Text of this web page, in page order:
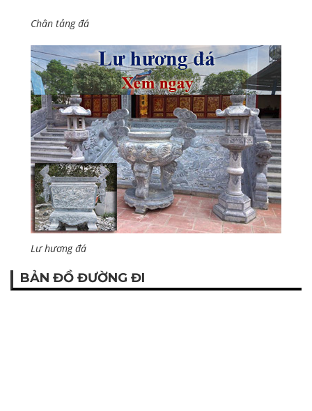
Chân tảng đá
Lư hương đá
BẢN ĐỒ ĐƯỜNG ĐI